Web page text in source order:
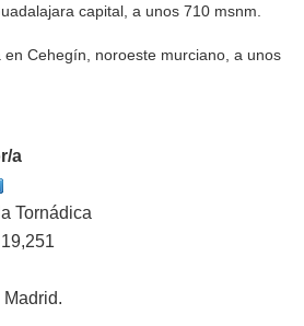
capital, a unos 710 msnm.
Cehegín, noroeste murciano, a unos
a
Tornádica